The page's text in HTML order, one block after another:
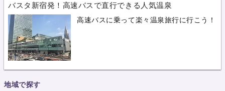
バスタ新宿発！高速バスで直行できる人気温泉
高速バスに乗って楽々温泉旅行に行こう！
地域で探す